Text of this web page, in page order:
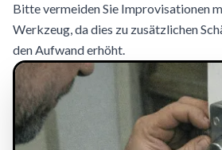
Bitte vermeiden Sie Improvisationen
Werkzeug, da dies zu zusätzlichen
den Aufwand erhöht.